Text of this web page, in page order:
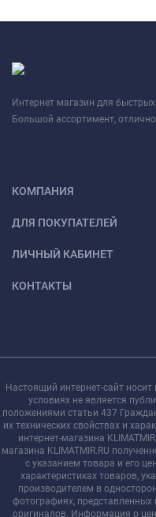
Интернет магазин для
Большой ассортимент,
КОМПАНИЯ
ДЛЯ ПОКУПАТЕЛЕЙ
ЛИЧНЫЙ КАБИНЕТ
КОНТАКТЫ
Настоящий интернет-сайт
условиях не является
положениями статьи 437
их технических свойствах и
интернет-магазина
магазина KLIMATMIR.RU
с указанием товара и его
характеристиках товаров,
производителем в
фотографиях, представленных
оригиналов. Информация о